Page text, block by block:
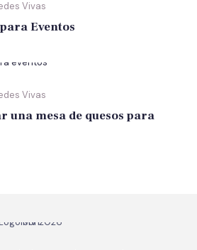
Vivas
Eventos
Vivas
una mesa de quesos para